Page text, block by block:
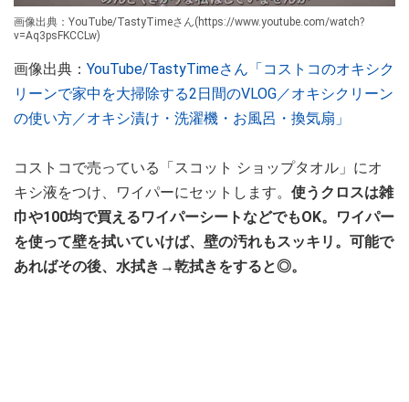
画像出典：YouTube/TastyTimeさん(https://www.youtube.com/watch?
v=Aq3psFKCCLw)
画像出典： YouTube/TastyTimeさん「コストコのオキシク
リーンで家中を大掃除する2日間のVLOG／オキシクリーン
の使い方／オキシ漬け・洗濯機・お風呂・換気扇」
コストコで売っている「スコット ショップタオル」にオ
キシ液をつけ、ワイパーにセットします。 使うクロスは雑
巾や100均で買えるワイパーシートなどでもOK。ワイパー
を使って壁を拭いていけば、壁の汚れもスッキリ。可能で
あればその後、水拭き→乾拭きをすると◎。